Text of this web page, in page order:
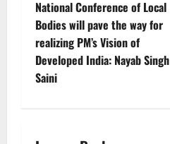
t
n
a
National Conference of Local
Bodies will pave the way for
realizing PM’s Vision of
Developed India: Nayab Singh
Saini